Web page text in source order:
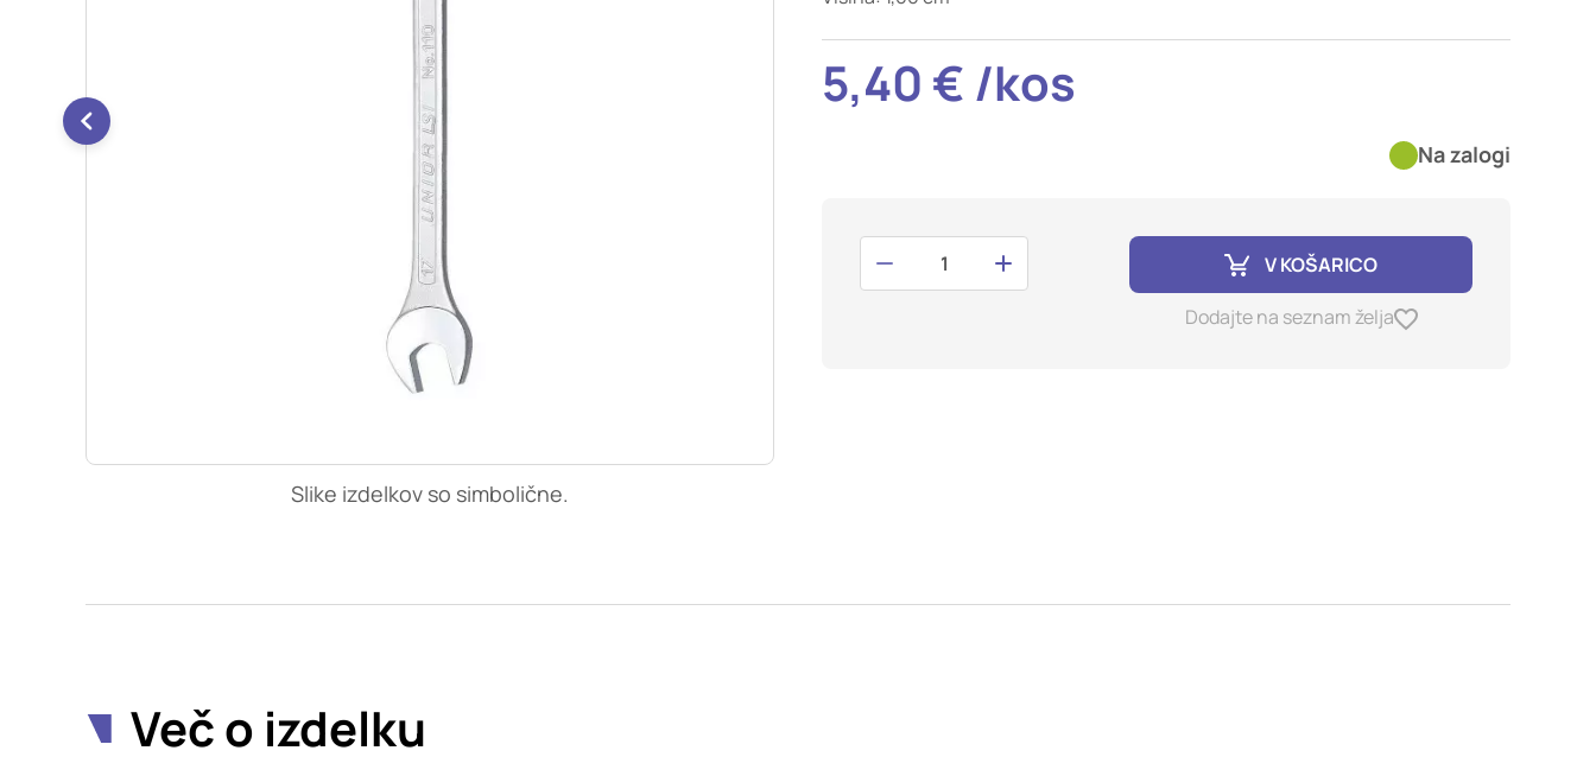
Slike izdelkov so simbolične.
5,40 € /kos
Na zalogi
V KOŠARICO
Dodajte na seznam želja
Več o izdelku
so nastavljeni samo kot odziv na vaša dejanja, ki vodijo do storitvenih zahtev, na primer nastavitev
zasebnosti, prijava ali izpolnjevanje obrazcev. Na voljo imate nastavitev, da brskalnik blokira te piškotke ali
vas opozori na njih. V tem primeru nekateri deli spletnega mesta ne bodo delovali.
Piškotki za učinkovitost delovanja
S temi piškotki štejemo obiske in izvor prometa, da lahko merimo in izboljšamo učinkovitost delovanja
našega spletnega mesta. Z njimi prepoznamo, katera mesta so najbolj in najmanj priljubljena, in
opazujemo, kako se obiskovalci pomikajo po spletnem mestu. Podatki, ki jih piškotki zbirajo, so združeni in
anonimni. Če uporabo teh piškotkov zavrnete, ne bomo vedeli, kdaj ste obiskali naše spletno mesto.
Piškotki za ciljno usmerjenost
Te piškotke nastavijo naši oglaševalski partnerji. Partnerska oglaševalska podjetja jih lahko uporabljajo za
izdelavo profila vaših interesov, ki ga nato uporabijo za prikazovanje ustreznih oglasov na drugih spletnih